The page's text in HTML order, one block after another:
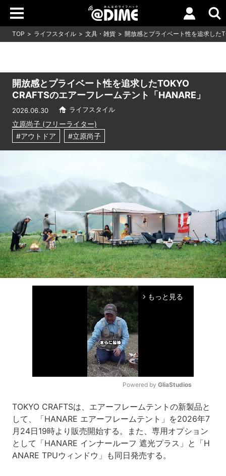
TOP ライフスタイル 文具・雑貨 開放感とプライベート性を追求した
開放感とプライベート性を追求したTOKYO
CRAFTSのエアーフレームテント「HANARE」
2026.06.30 ライフスタイル
立原尚子 (フリーライター)
#アウトドア
#立原尚子
arrow_forward_ios もっと見る
Mute
Powered by GliaStudios
TOKYO CRAFTSは、エアーフレームテントの新製品と
して、「HANARE エアーフレームテント」を2026年7
月24日19時より販売開始する。また、専用オプション
として「HANARE インナールーフ 遮光プラス」と「H
ANARE TPUウィンドウ」も同日発売する。